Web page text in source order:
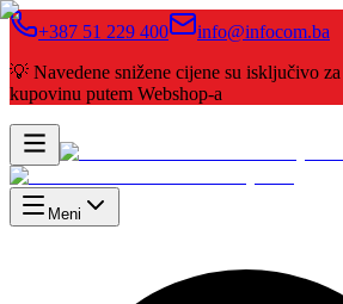
+387 51 229 400
info@infocom.ba
💡 Navedene snižene cijene su isključivo
kupovinu putem Webshop-a
Meni